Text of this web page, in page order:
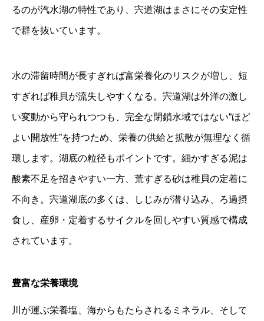
るのが汽水湖の特性であり、宍道湖はまさにその安定性
で群を抜いています。
水の滞留時間が長すぎれば富栄養化のリスクが増し、短
すぎれば稚貝が流失しやすくなる。宍道湖は外洋の激し
い変動から守られつつも、完全な閉鎖水域ではない“ほど
よい開放性”を持つため、栄養の供給と拡散が無理なく循
環します。湖底の粒径もポイントです。細かすぎる泥は
酸素不足を招きやすい一方、荒すぎる砂は稚貝の定着に
不向き。宍道湖底の多くは、しじみが潜り込み、ろ過摂
食し、産卵・定着するサイクルを回しやすい質感で構成
されています。
豊富な栄養環境
川が運ぶ栄養塩、海からもたらされるミネラル、そして